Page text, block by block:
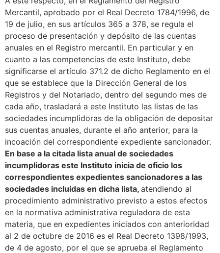
Mercantil, aprobado por el Real Decreto 1784/1996, de
19 de julio, en sus artículos 365 a 378, se regula el
proceso de presentación y depósito de las cuentas
anuales en el Registro mercantil. En particular y en
cuanto a las competencias de este Instituto, debe
significarse el artículo 371.2 de dicho Reglamento en el
que se establece que la Dirección General de los
Registros y del Notariado, dentro del segundo mes de
cada año, trasladará a este Instituto las listas de las
sociedades incumplidoras de la obligación de depositar
sus cuentas anuales, durante el año anterior, para la
incoación del correspondiente expediente sancionador.
En base a la citada lista anual de sociedades
incumplidoras este Instituto inicia de oficio los
correspondientes expedientes sancionadores a las
sociedades incluidas en dicha lista, atendiendo al
procedimiento administrativo previsto a estos efectos
en la normativa administrativa reguladora de esta
materia, que en expedientes iniciados con anterioridad
al 2 de octubre de 2016 es el Real Decreto 1398/1993,
de 4 de agosto, por el que se aprueba el Reglamento